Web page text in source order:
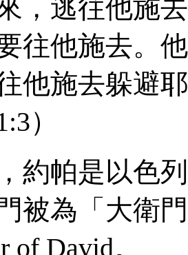
，逃往他施
往他施去。
他施去躲避
）
約帕是以色
被為「大衛
r of David。